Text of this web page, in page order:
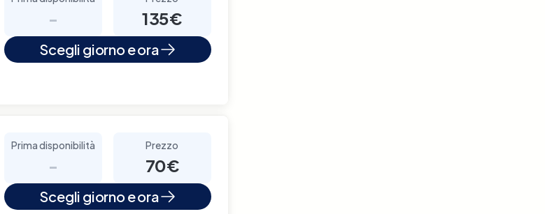
- 135€
Scegli giorno e ora
Prima disponibilità
-
Prezzo
70€
Scegli giorno e ora